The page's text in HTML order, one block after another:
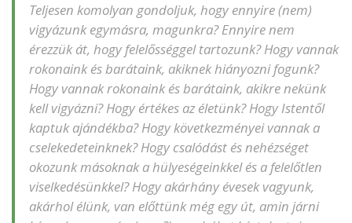
Teljesen komolyan gondoljuk, hogy ennyire (nem)
vigyázunk egymásra, magunkra? Ennyire nem
érezzük át, hogy felelősséggel tartozunk? Hogy vannak
rokonaink és barátaink, akiknek hiányozni fogunk?
Hogy vannak rokonaink és barátaink, akikre nekünk
kell vigyázni? Hogy értékes az életünk? Hogy Istentől
kaptuk ajándékba? Hogy következményei vannak a
cselekedeteinknek? Hogy csalódást és nehézséget
okozunk másoknak a hülyeségeinkkel és a felelőtlen
viselkedésünkkel? Hogy akárhány évesek vagyunk,
akárhol élünk, van előttünk még egy út, amin járni